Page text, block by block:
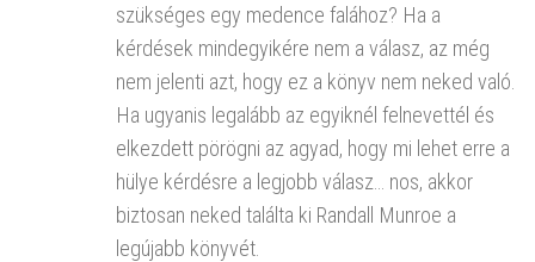
szükséges egy medence falához? Ha a
kérdések mindegyikére nem a válasz, az még
nem jelenti azt, hogy ez a könyv nem neked való.
Ha ugyanis legalább az egyiknél felnevettél és
elkezdett pörögni az agyad, hogy mi lehet erre a
hülye kérdésre a legjobb válasz… nos, akkor
biztosan neked találta ki Randall Munroe a
legújabb könyvét.